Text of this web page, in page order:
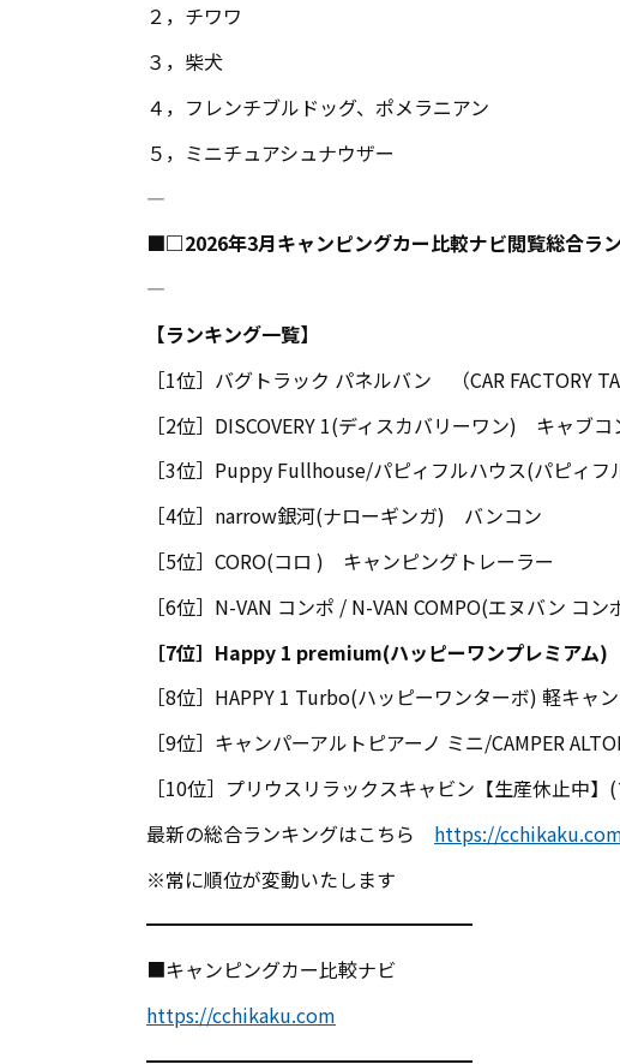
２，チワワ
３，柴犬
４，フレンチブルドッグ、ポメラニアン
５，ミニチュアシュナウザー
――――――――――――――――――――――――――――――――――――――――
■□2026年3月キャンピングカー比較ナビ閲覧総合ラ
――――――――――――――――――――――――――――――――――――――――
【ランキング一覧】
［1位］バグトラック パネルバン （CAR FACTORY
［2位］DISCOVERY 1(ディスカバリーワン) キャブコ
［3位］Puppy Fullhouse/パピィフルハウス(パピィ
［4位］narrow銀河(ナローギンガ) バンコン
［5位］CORO(コロ ) キャンピングトレーラー
［6位］N-VAN コンポ / N-VAN COMPO(エヌバン コ
［7位］Happy 1 premium(ハッピーワンプレミアム
［8位］HAPPY 1 Turbo(ハッピーワンターボ) 軽キャ
［9位］キャンパーアルトピアーノ ミニ/CAMPER
［10位］プリウスリラックスキャビン【生産休止中
最新の総合ランキングはこちら https://
※常に順位が変動いたします
━━━━━━━━━━━━━━━━━
■キャンピングカー比較ナビ
https://cchikaku.com